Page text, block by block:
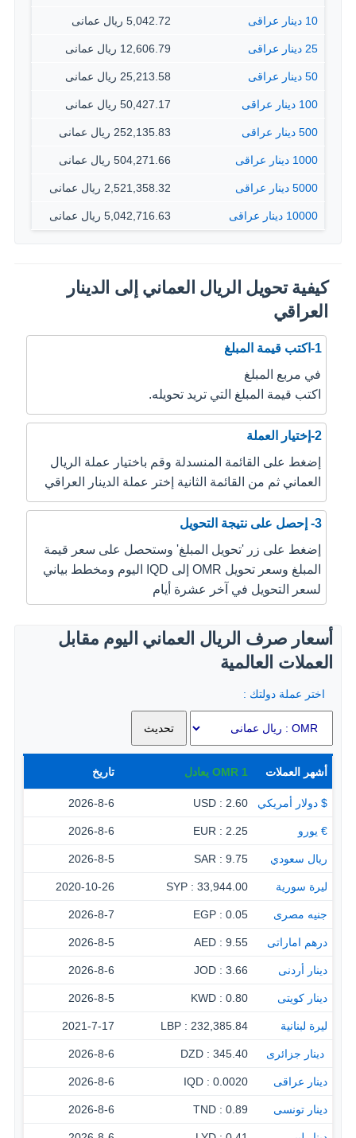
10 دينار عراقى 5,042.72 ريال عمانى
25 دينار عراقى 12,606.79 ريال عمانى
50 دينار عراقى 25,213.58 ريال عمانى
100 دينار عراقى 50,427.17 ريال عمانى
500 دينار عراقى 252,135.83 ريال عمانى
1000 دينار عراقى 504,271.66 ريال عمانى
5000 دينار عراقى 2,521,358.32 ريال عمانى
10000 دينار عراقى 5,042,716.63 ريال عمانى
كيفية تحويل الريال العماني إلى الدينار
العراقي
1-اكتب قيمة المبلغ
في مربع المبلغ
اكتب قيمة المبلغ التي تريد تحويله.
2-إختيار العملة
إضغط على القائمة المنسدلة وقم باختيار عملة الريال
العماني ثم من القائمة الثانية إختر عملة الدينار العراقي
3- إحصل على نتيجة التحويل
إضغط على زر 'تحويل المبلغ' وستحصل على سعر قيمة
المبلغ وسعر تحويل OMR إلى IQD اليوم ومخطط بياني
لسعر التحويل في آخر عشرة أيام
أسعار صرف الريال العماني اليوم مقابل
العملات العالمية
اختر عملة دولتك :
أشهر العملات 1
OMR يعادل تاريخ
$ دولار أمريكي 2.60 : USD
2026-8-6
€ يورو 2.25 : EUR
2026-8-6
ريال سعودي 9.75 : SAR
2026-8-5
ليرة سورية 33,944.00 : SYP
2020-10-26
جنيه مصرى 0.05 : EGP
2026-8-7
درهم اماراتى 9.55 : AED
2026-8-5
دينار أردنى 3.66 : JOD
2026-8-6
دينار كويتى 0.80 : KWD
2026-8-5
ليرة لبنانية 232,385.84 : LBP
2021-7-17
‏ دينار جزائرى 345.40 : DZD
2026-8-6
دينار عراقى 0.0020 : IQD
2026-8-6
دينار تونسى 0.89 : TND
2026-8-6